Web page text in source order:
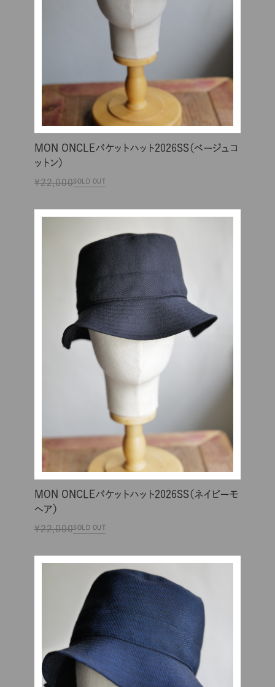
MON ONCLEバケットハット2026SS（ベージュコ
ットン）
¥22,000SOLD OUT
MON ONCLEバケットハット2026SS（ネイビーモ
ヘア）
¥22,000SOLD OUT